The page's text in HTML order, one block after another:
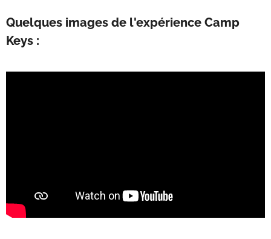
Quelques images de l'expérience Camp
Keys :